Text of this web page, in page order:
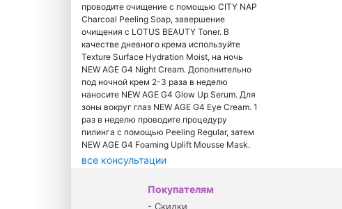
проводите очищение с помощью CITY NAP
Charcoal Peeling Soap, завершение
очищения с LOTUS BEAUTY Toner. В
качестве дневного крема используйте
Texture Surface Hydration Moist, на ночь
NEW AGE G4 Night Cream. Дополнительно
под ночной крем 2-3 раза в неделю
наносите NEW AGE G4 Glow Up Serum. Для
зоны вокруг глаз NEW AGE G4 Eye Cream. 1
раз в неделю проводите процедуру
пилинга с помощью Peeling Regular, затем
NEW AGE G4 Foaming Uplift Mousse Mask.
все консультации
Покупателям
- Скидки